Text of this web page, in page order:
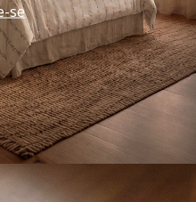
se